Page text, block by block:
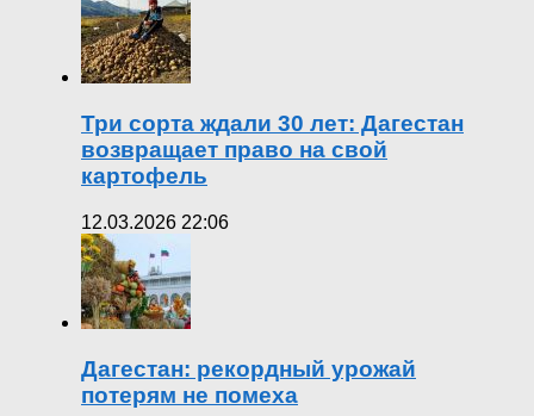
Три сорта ждали 30 лет: Дагестан
возвращает право на свой
картофель
12.03.2026 22:06
Дагестан: рекордный урожай
потерям не помеха